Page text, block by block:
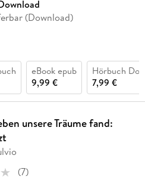
(Download)
eBook epub
9,99 €
Hörbuch
7,99 €
unsere Träume fand:
(7)